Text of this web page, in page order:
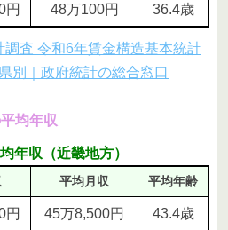
円 48万100円 36.4歳
調査 令和6年賃金構造基本統計
別｜政府統計の総合窓口
均年収
年収（近畿地方）
平均月収 平均年齢
円 45万8,500円 43.4歳